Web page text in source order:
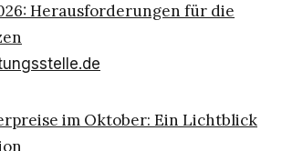
Herausforderungen für die
im Oktober: Ein Lichtblick